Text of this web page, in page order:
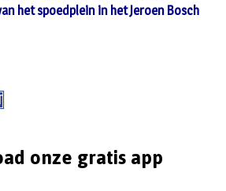
het spoedplein in het Jeroen Bosch
onze gratis app